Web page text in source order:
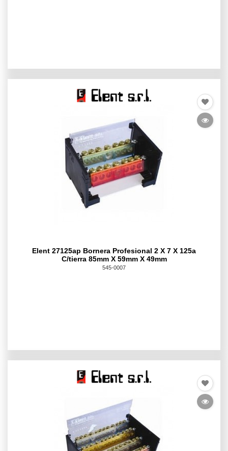
Elent 27125ap Bornera Profesional 2 X 7 X 125a
C/tierra 85mm X 59mm X 49mm
545-0007